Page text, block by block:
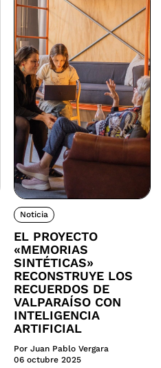
Noticia
EL PROYECTO
«MEMORIAS
SINTÉTICAS»
RECONSTRUYE LOS
RECUERDOS DE
VALPARAÍSO CON
INTELIGENCIA
ARTIFICIAL
Por Juan Pablo Vergara
06 octubre 2025